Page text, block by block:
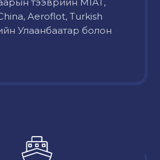
Aeroflot, Turkish
Улаанбаатар болон